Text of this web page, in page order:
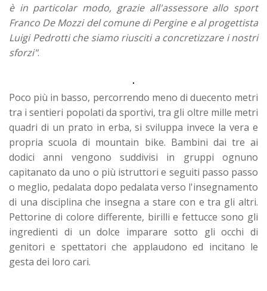
è in particolar modo, grazie all'assessore allo sport
Franco De Mozzi del comune di Pergine e al progettista
Luigi Pedrotti che siamo riusciti a concretizzare i nostri
sforzi".
Poco più in basso, percorrendo meno di duecento metri
tra i sentieri popolati da sportivi, tra gli oltre mille metri
quadri di un prato in erba, si sviluppa invece la vera e
propria scuola di mountain bike. Bambini dai tre ai
dodici anni vengono suddivisi in gruppi ognuno
capitanato da uno o più istruttori e seguiti passo passo
o meglio, pedalata dopo pedalata verso l'insegnamento
di una disciplina che insegna a stare con e tra gli altri.
Pettorine di colore differente, birilli e fettucce sono gli
ingredienti di un dolce imparare sotto gli occhi di
genitori e spettatori che applaudono ed incitano le
gesta dei loro cari.